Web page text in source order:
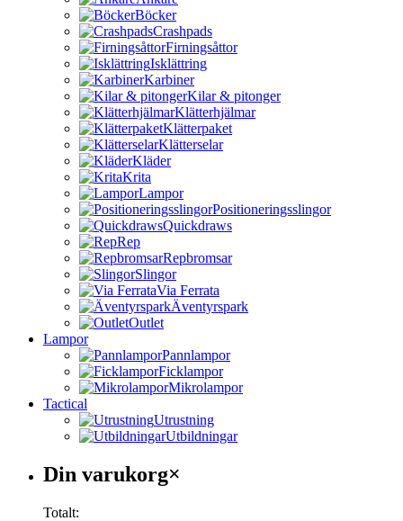
Böcker
Crashpads
Firningsåttor
Isklättring
Karbiner
Kilar & pitonger
Klätterhjälmar
Klätterpaket
Klätterselar
Kläder
Krita
Lampor
Positioneringsslingor
Quickdraws
Rep
Repbromsar
Slingor
Via Ferrata
Äventyrspark
Outlet
Lampor
Pannlampor
Ficklampor
Mikrolampor
Tactical
Utrustning
Utbildningar
Varukorg
Din varukorg×
Totalt: